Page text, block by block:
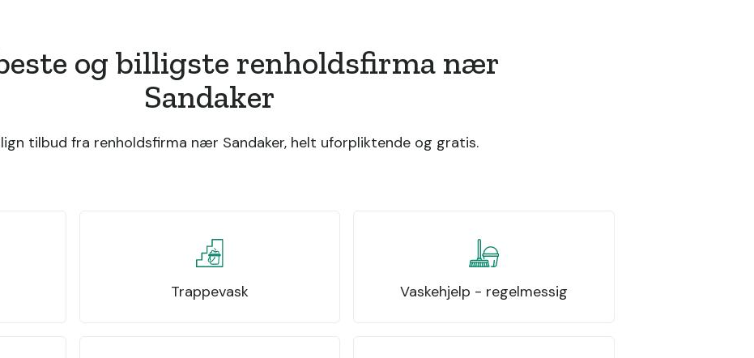
og billigste renholdsfirma nær
Sandaker
tilbud fra renholdsfirma nær Sandaker, helt uforpliktende og gratis.
Trappevask Vaskehjelp - regelmessig